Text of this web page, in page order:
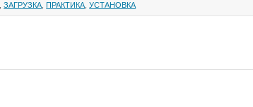
,ЗАГРУЗКА ,ПРАКТИКА ,УСТАНОВКА